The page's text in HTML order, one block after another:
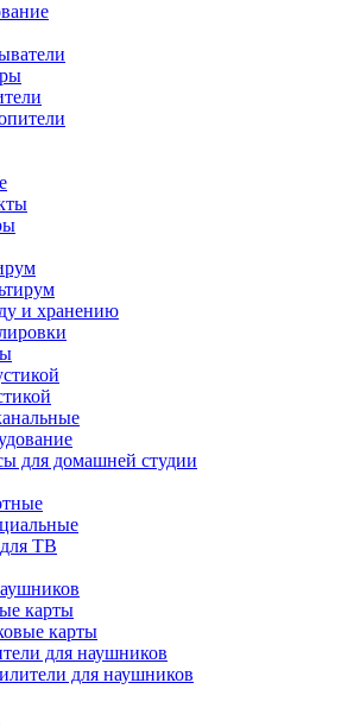
и хранению
для домашней студии
ТВ
карты
карты
для наушников
для наушников